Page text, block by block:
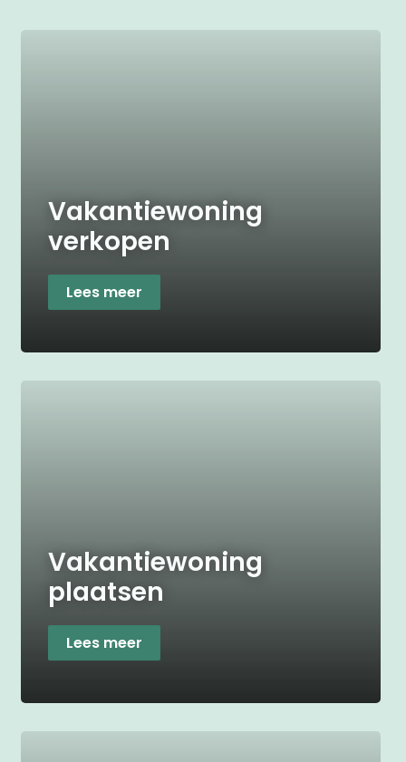
Vakantiewoning
verkopen
Lees meer
Vakantiewoning
plaatsen
Lees meer